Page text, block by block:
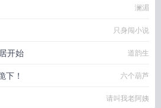
澜湄
只身闯小说
开始 道韵生
下！ 六个葫芦
请叫我老阿姨